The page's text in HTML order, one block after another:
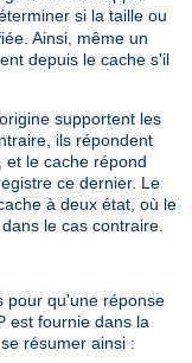
si la taille ou
Ainsi, même un
depuis le cache s'il
supportent les
ils répondent
et le cache répond
ce dernier. Le
à deux état, où le
le cas contraire.
pour qu'une réponse
est fournie dans la
résumer ainsi :